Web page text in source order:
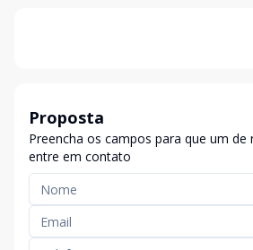
Proposta
Preencha os campos para que um de
entre em contato